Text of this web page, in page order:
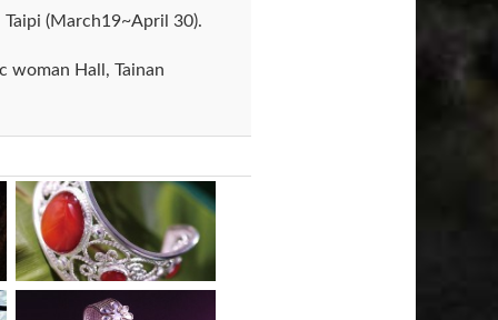
(March19~April 30).
woman Hall, Tainan